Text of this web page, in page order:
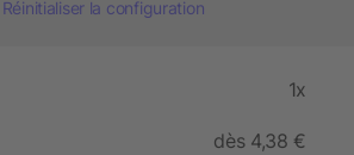
Réinitialiser la configuration
1x
dès 4,38 €